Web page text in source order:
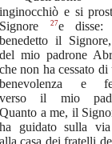
inginocchiò e si
Signore
27e disse:
benedetto il
del mio padrone
che non ha cessato di
benevolenza e
verso il mio
Quanto a me, il
ha guidato sulla
alla casa dei fratelli